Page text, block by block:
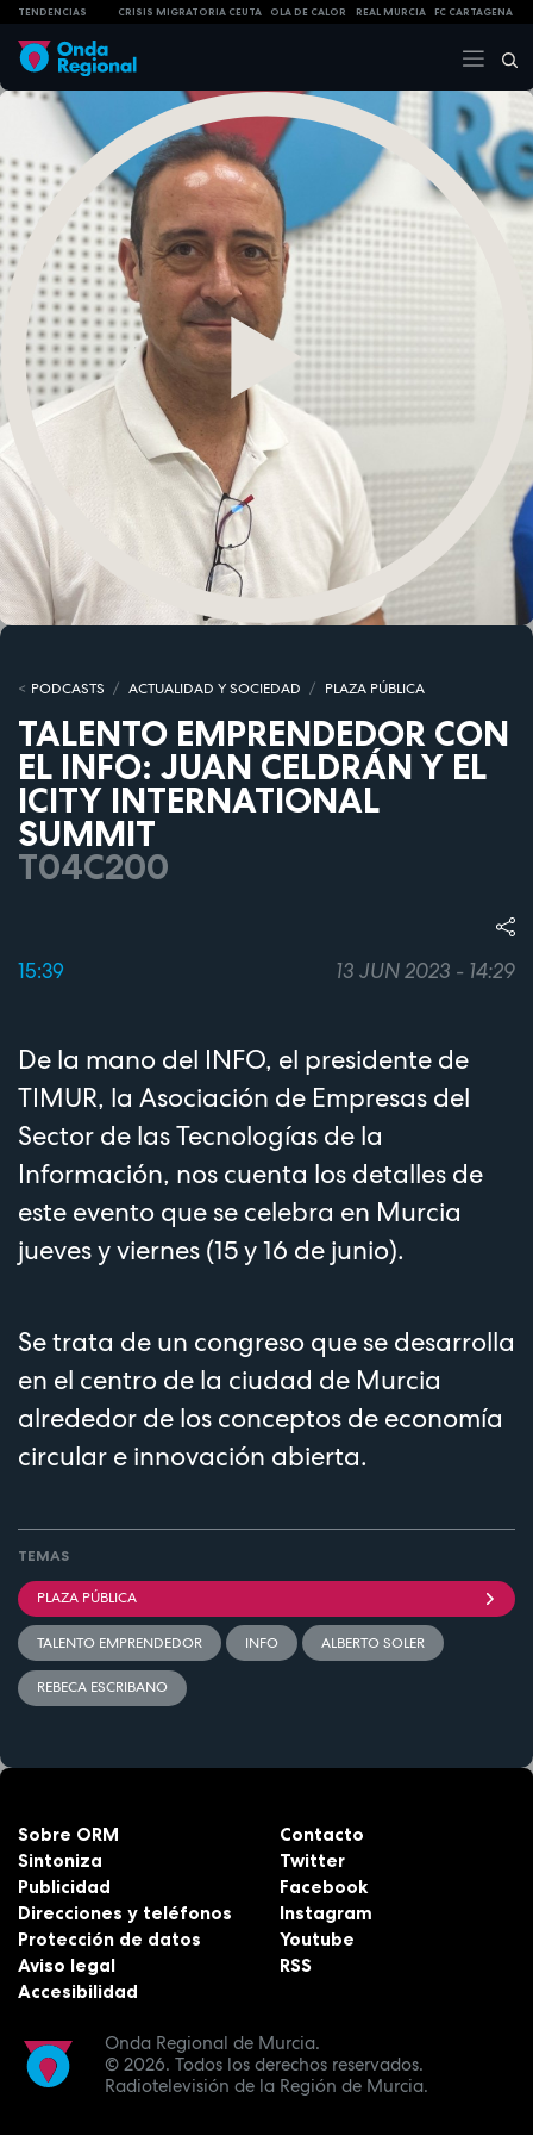
TENDENCIAS CRISIS MIGRATORIA CEUTA OLA DE CALOR REAL MURCIA FC CARTAGENA
PODCASTS ACTUALIDAD Y SOCIEDAD PLAZA PÚBLICA
TALENTO EMPRENDEDOR CON
EL INFO: JUAN CELDRÁN Y EL
ICITY INTERNATIONAL
SUMMIT
T04C200
15:39 13 JUN 2023 - 14:29
De la mano del INFO, el presidente de
TIMUR, la Asociación de Empresas del
Sector de las Tecnologías de la
Información, nos cuenta los detalles de
este evento que se celebra en Murcia
jueves y viernes (15 y 16 de junio).
Se trata de un congreso que se desarrolla
en el centro de la ciudad de Murcia
alrededor de los conceptos de economía
circular e innovación abierta.
TEMAS
PLAZA PÚBLICA
TALENTO EMPRENDEDOR INFO ALBERTO SOLER
REBECA ESCRIBANO
Onda Regional de Murcia.
© 2026. Todos los derechos reservados.
Radiotelevisión de la Región de Murcia.
Sobre ORM
Sintoniza
Publicidad
Direcciones y teléfonos
Protección de datos
Aviso legal
Accesibilidad
Contacto
Twitter
Facebook
Instagram
Youtube
RSS